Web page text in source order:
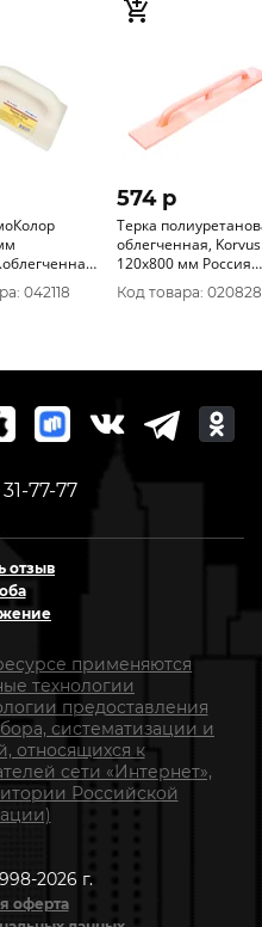
042118
574 p
Терка
облегченная, Korvus
120х800 мм Россия
1001020
Код товара: 020828
77-77
отзыв
применяются
технологии
предоставления
систематизации и
относящихся к
сети «Интернет»,
Российской
2026 г.
оферта